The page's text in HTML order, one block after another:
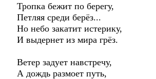
Тропка бежит по берегу,
Петляя среди берёз...
Но небо закатит истерику,
И выдернет из мира грёз.
Ветер задует навстречу,
А дождь размоет путь,